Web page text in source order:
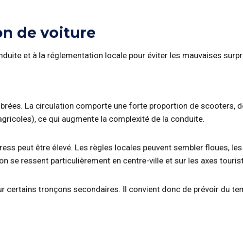
de voiture
et à la réglementation locale pour éviter les mauvaises
La circulation comporte une forte proportion de scooters,
ce qui augmente la complexité de la conduite.
peut être élevé. Les règles locales peuvent sembler floues,
se ressent particulièrement en centre-ville et sur les axes
certains tronçons secondaires. Il convient donc de prévoir du